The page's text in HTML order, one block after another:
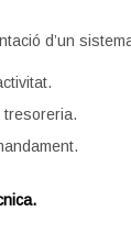
d’un